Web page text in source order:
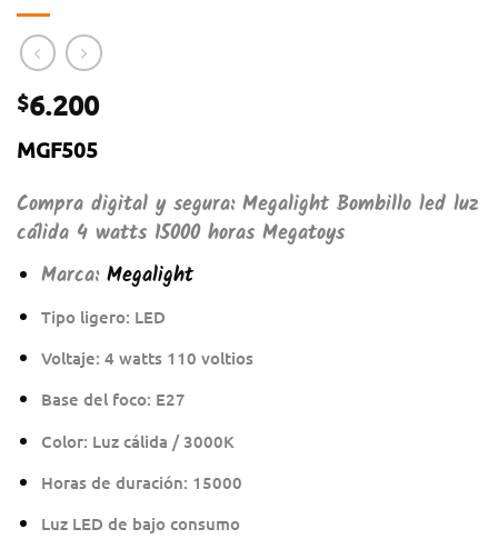
$6.200
MGF505
Compra digital y segura: Megalight Bombillo led luz
cálida 4 watts 15000 horas Megatoys
Marca:Megalight
Tipo ligero: LED
Voltaje: 4 watts 110 voltios
Base del foco: E27
Color: Luz cálida / 3000K
Horas de duración: 15000
Luz LED de bajo consumo